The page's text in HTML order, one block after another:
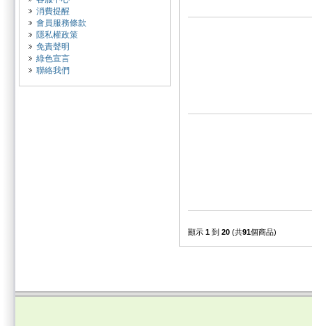
消費提醒
會員服務條款
隱私權政策
免責聲明
綠色宣言
聯絡我們